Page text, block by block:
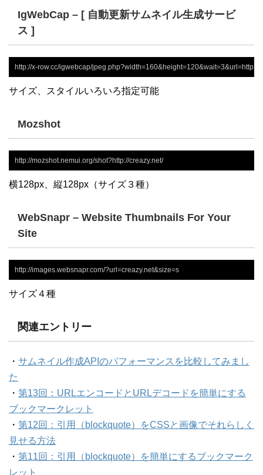
IgWebCap – [ 自動更新サムネイル生成サービ
ス ]
http://x-row.cc/igwebcap/jpeg.php?width=160&height=120&wait=3&url=http://
サイズ、スタイルいろいろ指定可能
Mozshot
http://mozshot.nemui.org/shot?http://creazy.net/
横128px、縦128px（サイズ３種）
WebSnapr – Website Thumbnails For Your
Site
http://images.websnapr.com/?url=creazy.net&size=s
サイズ４種
関連エントリー
・ サムネイル作成APIのパフォーマンスを比較してみまし
た
・ 第13回：URLエンコードとURLデコードを簡単にする
ブックマークレット
・ 第12回：引用（blockquote）をCSSと画像でそれらしく
見せる方法
・ 第11回：引用（blockquote）を簡単にするブックマーク
レット